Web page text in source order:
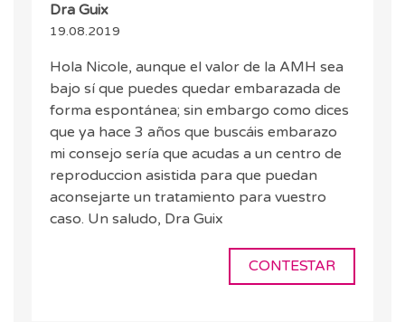
Dra Guix
19.08.2019
Hola Nicole, aunque el valor de la AMH sea
bajo sí que puedes quedar embarazada de
forma espontánea; sin embargo como dices
que ya hace 3 años que buscáis embarazo
mi consejo sería que acudas a un centro de
reproduccion asistida para que puedan
aconsejarte un tratamiento para vuestro
caso. Un saludo, Dra Guix
CONTESTAR